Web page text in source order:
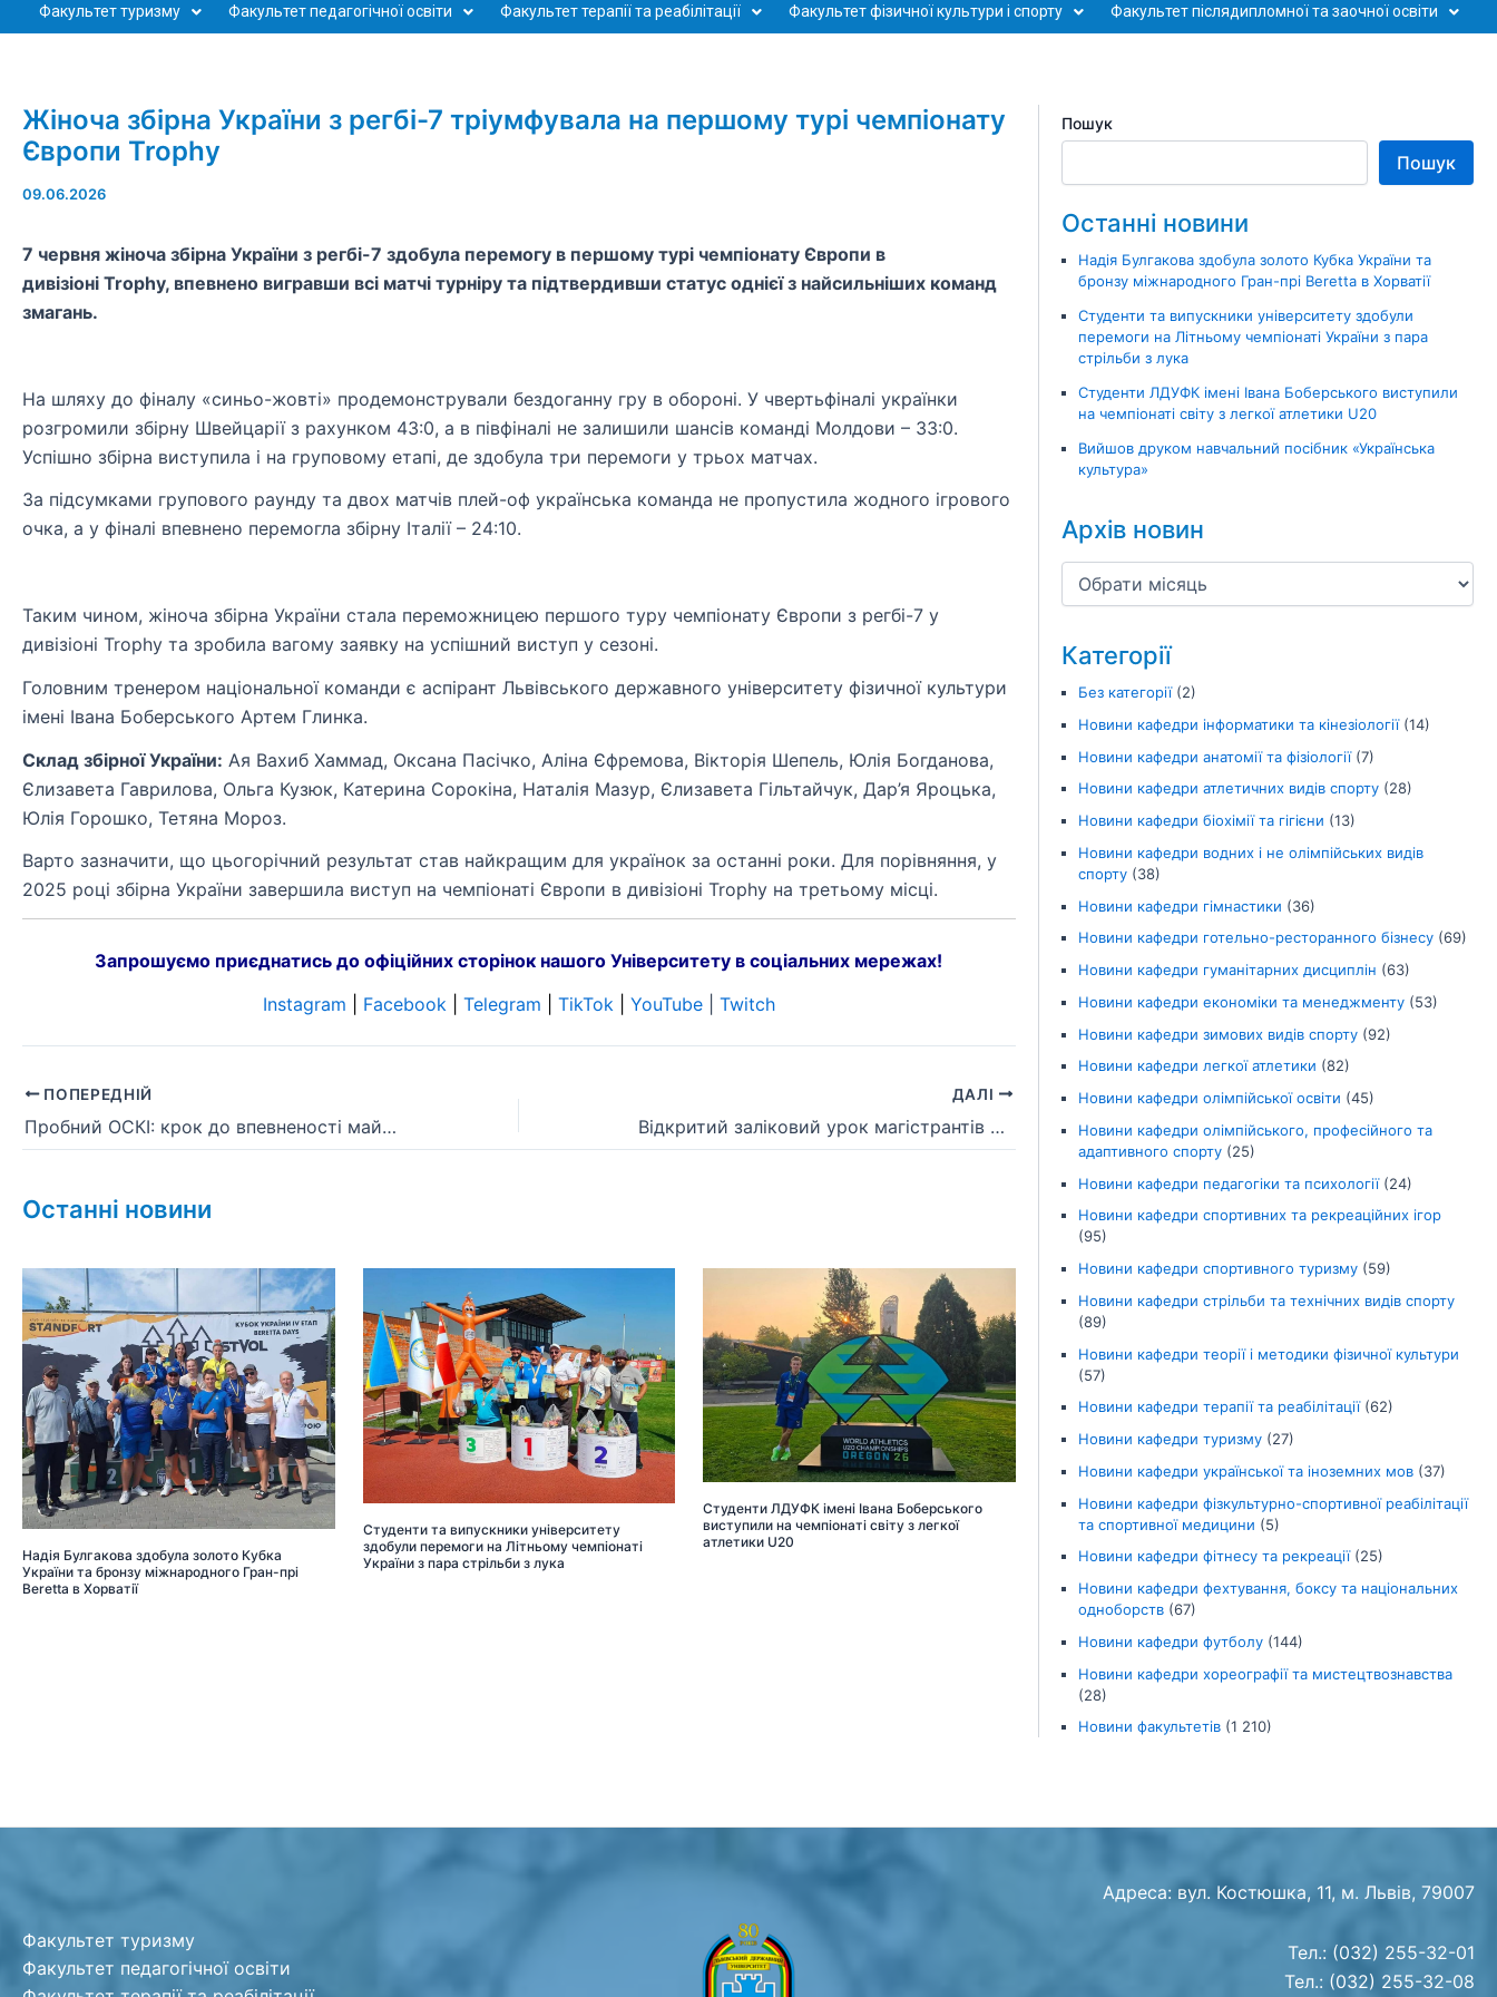
Факультет туризму Факультет педагогічної освіти Факультет терапії та реабілітації Факультет фізичної культури і спорту Факультет післядипломної та заочної освіти
Жіноча збірна України з регбі-7 тріумфувала на першому турі чемпіонату
Європи Trophy
09.06.2026
7 червня жіноча збірна України з регбі-7 здобула перемогу в першому турі чемпіонату Європи в
дивізіоні Trophy, впевнено вигравши всі матчі турніру та підтвердивши статус однієї з найсильніших команд
змагань.
На шляху до фіналу «синьо-жовті» продемонстрували бездоганну гру в обороні. У чвертьфіналі українки
розгромили збірну Швейцарії з рахунком 43:0, а в півфіналі не залишили шансів команді Молдови – 33:0.
Успішно збірна виступила і на груповому етапі, де здобула три перемоги у трьох матчах.
За підсумками групового раунду та двох матчів плей-оф українська команда не пропустила жодного ігрового
очка, а у фіналі впевнено перемогла збірну Італії – 24:10.
Таким чином, жіноча збірна України стала переможницею першого туру чемпіонату Європи з регбі-7 у
дивізіоні Trophy та зробила вагому заявку на успішний виступ у сезоні.
Головним тренером національної команди є аспірант Львівського державного університету фізичної культури
імені Івана Боберського Артем Глинка.
Склад збірної України: Ая Вахиб Хаммад, Оксана Пасічко, Аліна Єфремова, Вікторія Шепель, Юлія Богданова,
Єлизавета Гаврилова, Ольга Кузюк, Катерина Сорокіна, Наталія Мазур, Єлизавета Гільтайчук, Дар’я Яроцька,
Юлія Горошко, Тетяна Мороз.
Варто зазначити, що цьогорічний результат став найкращим для українок за останні роки. Для порівняння, у
2025 році збірна України завершила виступ на чемпіонаті Європи в дивізіоні Trophy на третьому місці.
Запрошуємо приєднатись до офіційних сторінок нашого Університету в соціальних мережах!
Instagram
Facebook Telegram TikTok YouTube| Twitch
ПОПЕРЕДНІЙ
Пробний ОСКІ: крок до впевненості майбутніх фахівців
ДАЛІ
Відкритий заліковий урок магістрантів з народно-сценічного танцю
Останні новини
Надія Булгакова здобула золото Кубка
України та бронзу міжнародного Гран-прі
Beretta в Хорватії
Студенти та випускники університету
здобули перемоги на Літньому чемпіонаті
України з пара стрільби з лука
Студенти ЛДУФК імені Івана Боберського
виступили на чемпіонаті світу з легкої
атлетики U20
Пошук
Пошук
Останні новини
Надія Булгакова здобула золото Кубка України та
бронзу міжнародного Гран-прі Beretta в Хорватії
Студенти та випускники університету здобули
перемоги на Літньому чемпіонаті України з пара
стрільби з лука
Студенти ЛДУФК імені Івана Боберського виступили
на чемпіонаті світу з легкої атлетики U20
Вийшов друком навчальний посібник «Українська
культура»
Архів новин
Категорії
Без категорії(2)
Новини кафедри інформатики та кінезіології(14)
Новини кафедри анатомії та фізіології(7)
Новини кафедри атлетичних видів спорту(28)
Новини кафедри біохімії та гігієни (13)
Новини кафедри водних і не олімпійських видів
спорту(38)
Новини кафедри гімнастики (36)
Новини кафедри готельно-ресторанного бізнесу(69)
Новини кафедри гуманітарних дисциплін (63)
Новини кафедри економіки та менеджменту(53)
Новини кафедри зимових видів спорту(92)
Новини кафедри легкої атлетики (82)
Новини кафедри олімпійської освіти (45)
Новини кафедри олімпійського, професійного та
адаптивного спорту(25)
Новини кафедри педагогіки та психології(24)
Новини кафедри спортивних та рекреаційних ігор
(95)
Новини кафедри спортивного туризму(59)
Новини кафедри стрільби та технічних видів спорту
(89)
Новини кафедри теорії і методики фізичної культури
(57)
Новини кафедри терапії та реабілітації(62)
Новини кафедри туризму(27)
Новини кафедри української та іноземних мов(37)
Новини кафедри фізкультурно-спортивної реабілітації
та спортивної медицини (5)
Новини кафедри фітнесу та рекреації(25)
Новини кафедри фехтування, боксу та національних
одноборств(67)
Новини кафедри футболу(144)
Новини кафедри хореографії та мистецтвознавства
(28)
Новини факультетів(1 210)
Факультет туризму
Факультет педагогічної освіти
Адреса: вул. Костюшка, 11, м. Львів, 79007
Тел.: (032) 255-32-01
Тел.: (032) 255-32-08